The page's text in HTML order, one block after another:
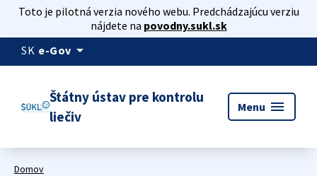
Toto je pilotná verzia nového webu. Predchádzajúcu verziu
nájdete na povodny.sukl.sk
SK e-Gov arrow_drop_down
Štátny ústav pre kontrolu
liečiv
Menu menu
Domov